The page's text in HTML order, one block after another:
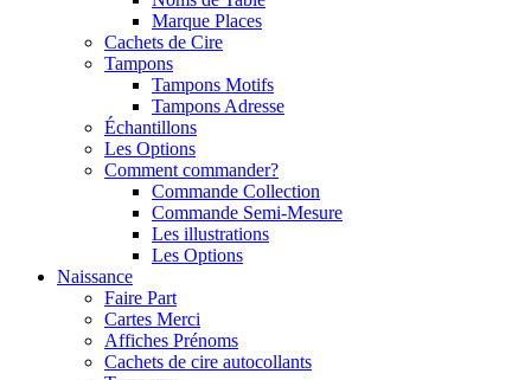
Marque Places
Cachets de Cire
Tampons
Tampons Motifs
Tampons Adresse
Échantillons
Les Options
Comment commander?
Commande Collection
Commande Semi-Mesure
Les illustrations
Les Options
Naissance
Faire Part
Cartes Merci
Affiches Prénoms
Cachets de cire autocollants